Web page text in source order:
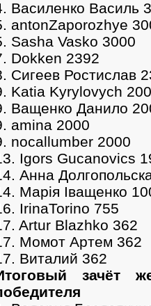
Василенко Василь
antonZaporozhye
Sasha Vasko 3000
Dokken 2392
Сигеев Ростислав
Katia Kyrylovych
Ващенко Данило
amina 2000
nocallumber 2000
Igors Gucanovics
Анна
Марія Іващенко
IrinaTorino 755
Artur Blazhko 362
Момот Артем 362
Виталий 362
зачёт